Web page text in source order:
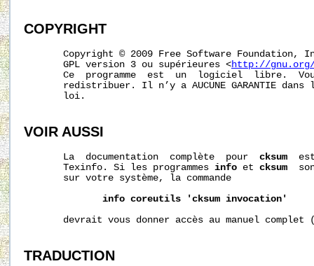
COPYRIGHT
Copyright © 2009 Free Software Foundation,
       GPL version 3 ou supérieures <
http://
Ce  programme  est  un  logiciel  libre.
redistribuer. Il n’y a AUCUNE GARANTIE dans
       loi.
VOIR AUSSI
       La  documentation  complète  pour
cksum
       Texinfo. Si les programmes
info et cksum
       sur votre système, la commande
info coreutils 'cksum invocation'
devrait vous donner accès au manuel complet
TRADUCTION